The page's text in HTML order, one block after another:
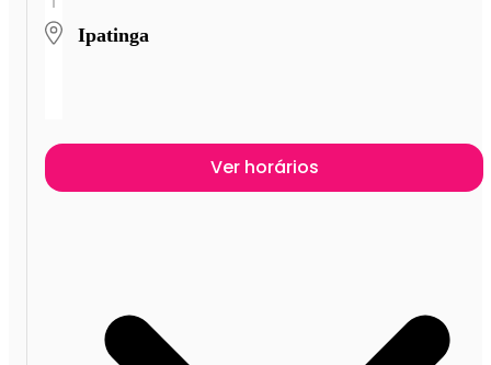
Ipatinga
Ver horários